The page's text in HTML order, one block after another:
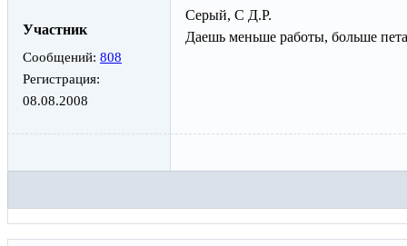
Участник
Сообщений: 808
Регистрация:
08.08.2008
Серый, С Д.Р.
Даешь меньше работы, больше